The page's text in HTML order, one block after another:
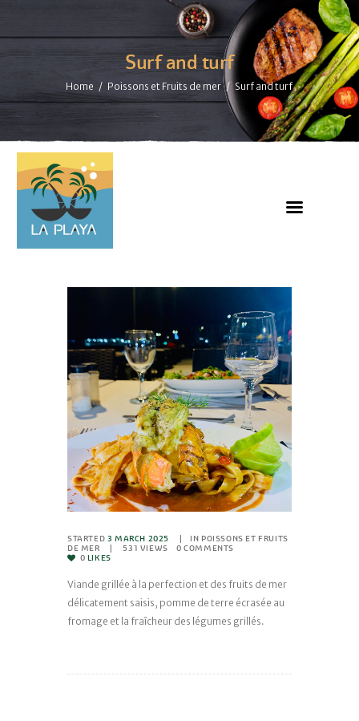
Surf and turf
Home Poissons et Fruits de mer Surf and turf
STARTED 3 MARCH 2025 IN POISSONS ET FRUITS
DE MER
531 VIEWS 0 COMMENTS
0 LIKES
Viande grillée à la perfection et des fruits de mer
délicatement saisis, pomme de terre écrasée au
fromage et la fraîcheur des légumes grillés.